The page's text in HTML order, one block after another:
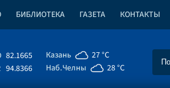
БИБЛИОТЕКА ГАЗЕТА КОНТАКТЫ
82.1665
94.8366
Казань
27 °C
Наб.Челны
28 °C